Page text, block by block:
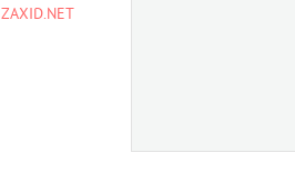
ZAXID.NET